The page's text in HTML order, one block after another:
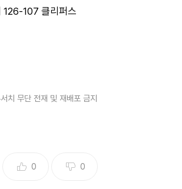
107 클리퍼스
무단 전재 및 재배포 금지
0 0